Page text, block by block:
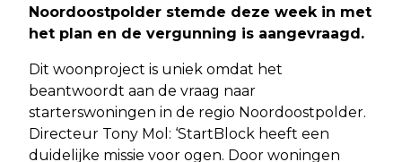
Noordoostpolder stemde deze week in met
het plan en de vergunning is aangevraagd.
Dit woonproject is uniek omdat het
beantwoordt aan de vraag naar
starterswoningen in de regio Noordoostpolder.
Directeur Tony Mol: ‘StartBlock heeft een
duidelijke missie voor ogen. Door woningen